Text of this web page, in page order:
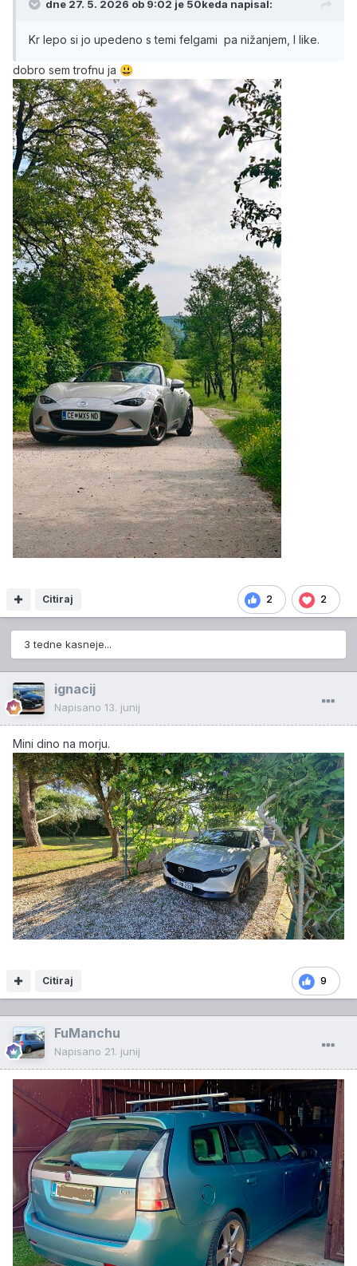
dne 27. 5. 2026 ob 9:02 je 50keda napisal:
Kr lepo si jo upedeno s temi felgami pa nižanjem, I like.
dobro sem trofnu ja 😃
2 2
Citiraj
3 tedne kasneje...
ignacij
Napisano 13. junij
Mini dino na morju.
9
Citiraj
FuManchu
Napisano 21. junij